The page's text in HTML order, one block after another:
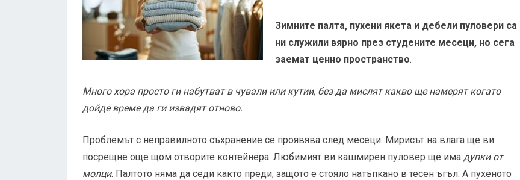
Зимните палта, пухени якета и дебели пуловери са
ни служили вярно през студените месеци, но сега
заемат ценно пространство.
Много хора просто ги набутват в чували или кутии, без да мислят какво ще намерят когато
дойде време да ги извадят отново.
Проблемът с неправилното съхранение се проявява след месеци. Мирисът на влага ще ви
посрещне още щом отворите контейнера. Любимият ви кашмирен пуловер ще има дупки от
молци. Палтото няма да седи както преди, защото е стояло натъпкано в тесен ъгъл. А пухеното